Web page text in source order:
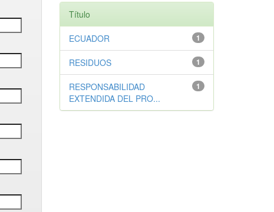
Título
1
ECUADOR
1
RESIDUOS
1
RESPONSABILIDAD
EXTENDIDA DEL PRO...